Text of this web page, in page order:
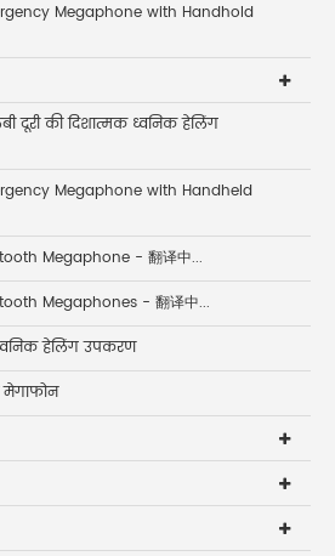
Megaphone with Handhold
दूरी की दिशात्मक ध्वनिक हेलिंग
Megaphone with Handheld
Megaphone - 翻译中...
Megaphones - 翻译中...
हेलिंग उपकरण
मेगाफोन